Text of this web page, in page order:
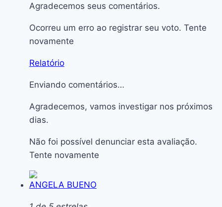
Agradecemos seus comentários.
Ocorreu um erro ao registrar seu voto. Tente
novamente
Relatório
Enviando comentários…
Agradecemos, vamos investigar nos próximos
dias.
Não foi possível denunciar esta avaliação.
Tente novamente
ANGELA BUENO